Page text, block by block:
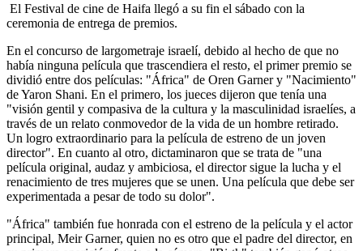
El Festival de cine de Haifa llegó a su fin el sábado con la
ceremonia de entrega de premios.
En el concurso de largometraje israelí, debido al hecho de que no
había ninguna película que trascendiera el resto, el primer premio se
dividió entre dos películas: "África" ​​de Oren Garner y "Nacimiento"
de Yaron Shani. En el primero, los jueces dijeron que tenía una
"visión gentil y compasiva de la cultura y la masculinidad israelíes, a
través de un relato conmovedor de la vida de un hombre retirado.
Un logro extraordinario para la película de estreno de un joven
director". En cuanto al otro, dictaminaron que se trata de "una
película original, audaz y ambiciosa, el director sigue la lucha y el
renacimiento de tres mujeres que se unen. Una película que debe ser
experimentada a pesar de todo su dolor".
"África" ​​también fue honrada con el estreno de la película y el actor
principal, Meir Garner, quien no es otro que el padre del director, en